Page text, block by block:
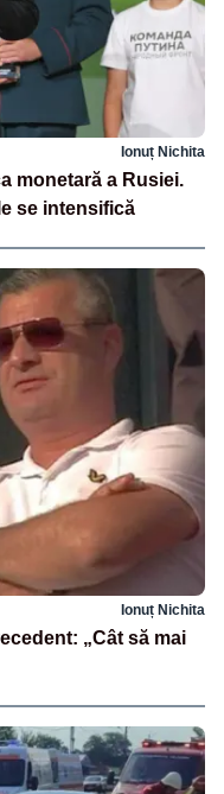
Ionuț Nichita
monetară a Rusiei.
se intensifică
Ionuț Nichita
„Cât să mai